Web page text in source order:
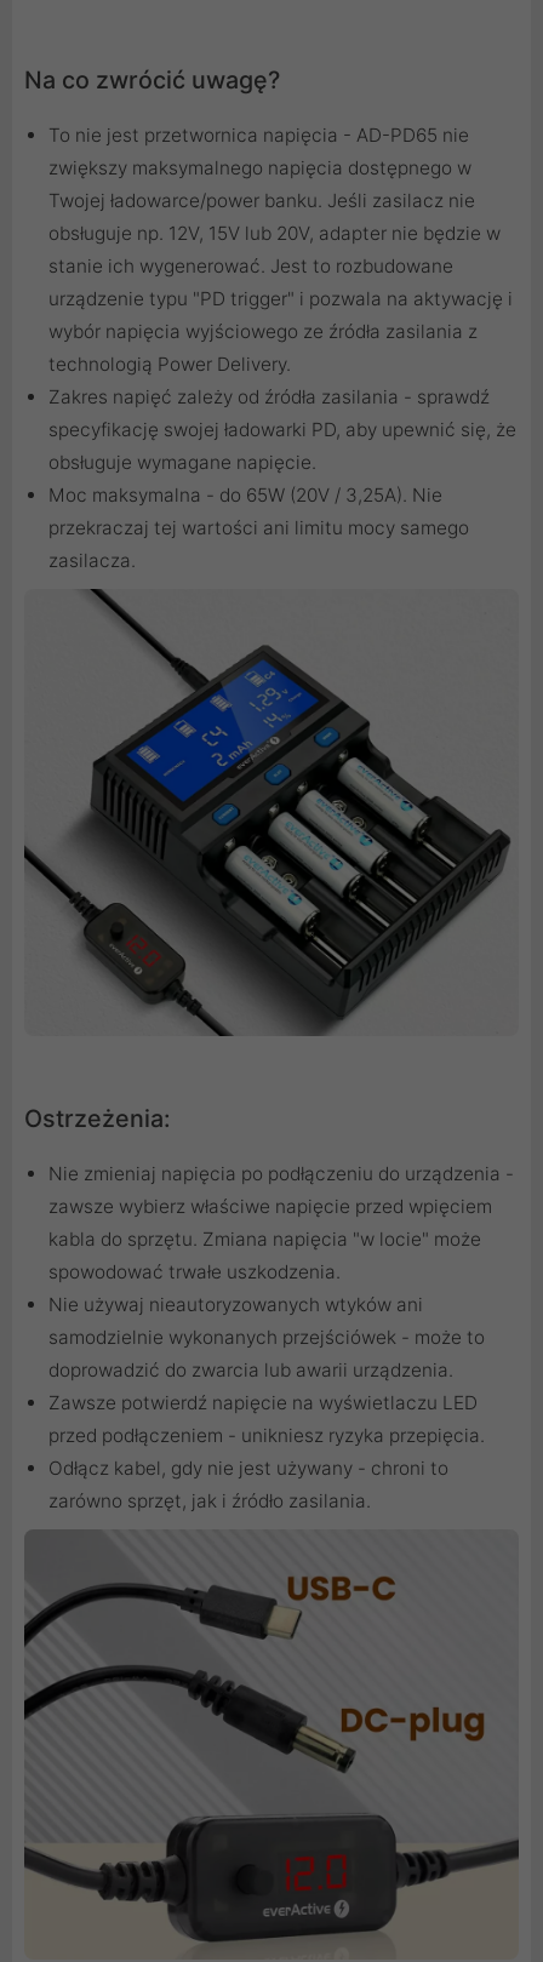
Na co zwrócić uwagę?
To nie jest przetwornica napięcia - AD-PD65 nie
zwiększy maksymalnego napięcia dostępnego w
Twojej ładowarce/power banku. Jeśli zasilacz nie
obsługuje np. 12V, 15V lub 20V, adapter nie będzie w
stanie ich wygenerować. Jest to rozbudowane
urządzenie typu "PD trigger" i pozwala na aktywację i
wybór napięcia wyjściowego ze źródła zasilania z
technologią Power Delivery.
Zakres napięć zależy od źródła zasilania - sprawdź
specyfikację swojej ładowarki PD, aby upewnić się, że
obsługuje wymagane napięcie.
Moc maksymalna - do 65W (20V / 3,25A). Nie
przekraczaj tej wartości ani limitu mocy samego
zasilacza.
Ostrzeżenia:
Nie zmieniaj napięcia po podłączeniu do urządzenia -
zawsze wybierz właściwe napięcie przed wpięciem
kabla do sprzętu. Zmiana napięcia "w locie" może
spowodować trwałe uszkodzenia.
Nie używaj nieautoryzowanych wtyków ani
samodzielnie wykonanych przejściówek - może to
doprowadzić do zwarcia lub awarii urządzenia.
Zawsze potwierdź napięcie na wyświetlaczu LED
przed podłączeniem - unikniesz ryzyka przepięcia.
Odłącz kabel, gdy nie jest używany - chroni to
zarówno sprzęt, jak i źródło zasilania.